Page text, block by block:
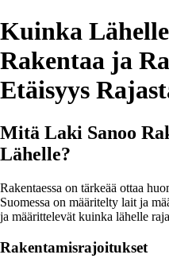
Kuinka
Rakentaa ja
Etäisyys
Mitä Laki Sanoo
Lähelle?
Rakentaessa on tärkeää ottaa
Suomessa on määritelty lait ja
ja määrittelevät kuinka lähelle
Rakentamisrajoitukset